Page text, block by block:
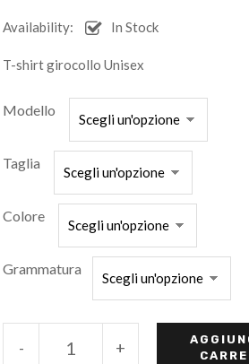
Availability: In Stock
T-shirt girocollo Unisex
Modello
Taglia
Colore
Grammatura
+
-